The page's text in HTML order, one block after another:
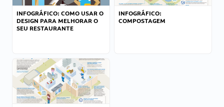
INFOGRÁFICO: COMO USAR O
DESIGN PARA MELHORAR O
SEU RESTAURANTE
INFOGRÁFICO:
COMPOSTAGEM